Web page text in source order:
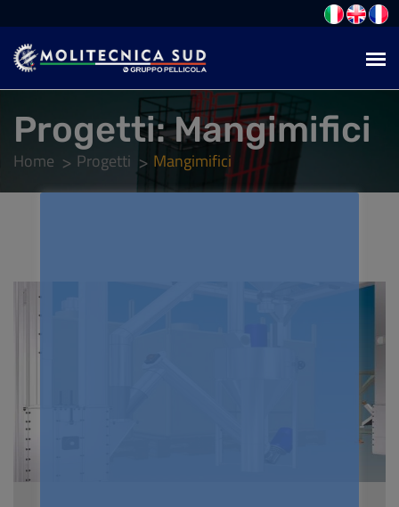
Progetti:Mangimifici
Home Progetti Mangimifici